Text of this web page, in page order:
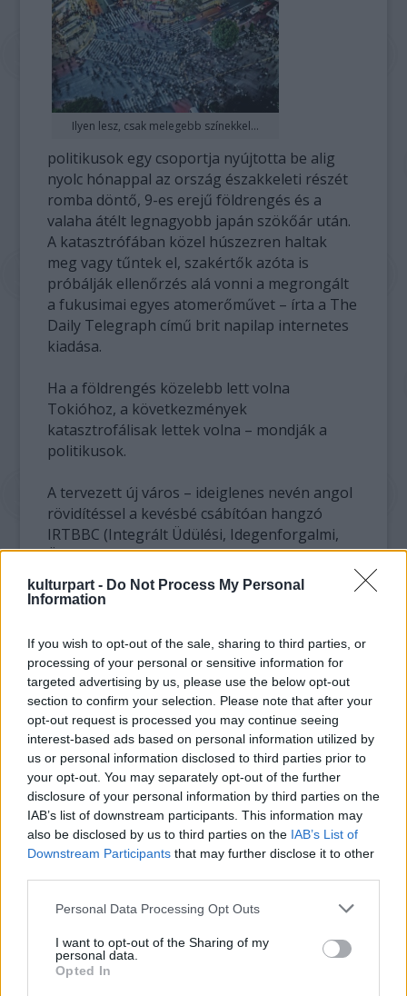
kulturpart - Do Not Process My Personal
Information
If you wish to opt-out of the sale, sharing to third parties, or
processing of your personal or sensitive information for
targeted advertising by us, please use the below opt-out
section to confirm your selection. Please note that after your
opt-out request is processed you may continue seeing
interest-based ads based on personal information utilized by
us or personal information disclosed to third parties prior to
your opt-out. You may separately opt-out of the further
disclosure of your personal information by third parties on the
IAB’s list of downstream participants. This information may
also be disclosed by us to third parties on the IAB’s List of
Downstream Participants that may further disclose it to other
Please note that this website/app uses one or more Google
not limited to your visit or usage behaviour. You may click to
grant or deny consent to Google and its third-party tags to
use your data for below specified purposes in below Google
Personal Data Processing Opt Outs
I want to opt-out of the Sharing of my
personal data.
Opted In
Ilyen lesz, csak melegebb színekkel...
politikusok egy csoportja nyújtotta be alig
nyolc hónappal az ország északkeleti részét
romba döntő, 9-es erejű földrengés és a
valaha átélt legnagyobb japán szökőár után.
A katasztrófában közel húszezren haltak
meg vagy tűntek el, szakértők azóta is
próbálják ellenőrzés alá vonni a megrongált
a fukusimai egyes atomerőművet – írta a The
Daily Telegraph című brit napilap internetes
kiadása.
Ha a földrengés közelebb lett volna
Tokióhoz, a következmények
katasztrofálisak lettek volna – mondják a
politikusok.
A tervezett új város – ideiglenes nevén angol
rövidítéssel a kevésbé csábítóan hangzó
IRTBBC (Integrált Üdülési, Idegenforgalmi,
Üzleti és Tartalék Város) – 5
négyzetkilométeres területen épülne fel, a
jelenlegi Itami repülőtér helyén, amely
kiindulási helye volt, de azóta a szerepét
átvette a Kansai Nemzetközi Repülőtér.
A tervet ismertető Isii Hadzsime, a
kormányzó Japán Demokrata Párt tagja
feltette a kérdést: "Nem jó ötlet-e egy
tartalék akkumulátor a nemzet funkciónak
ellátásához".
Az ötletet Kan Naoto volt kormányfő vetette
fel. Kajeda Banri volt kereskedelmi és ipari
csoport állítása szerint több mint 100
magában foglalna egy irodaház-együttest,
ahol vészhelyzet esetén a kormány dolgozni,